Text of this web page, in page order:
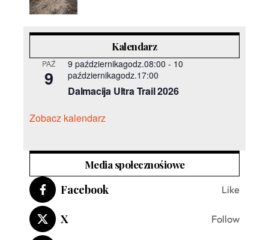
Kalendarz
PAŹ
9
9 październikagodz.08:00 - 10
październikagodz.17:00
Dalmacija Ultra Trail 2026
Zobacz kalendarz
Media społecznośiowe
Facebook Like
X Follow